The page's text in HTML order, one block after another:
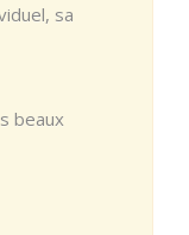
sa
beaux